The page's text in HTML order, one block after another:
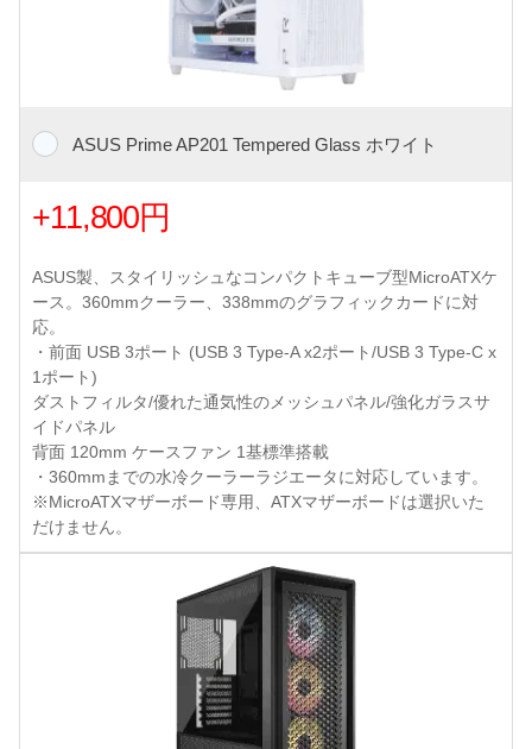
ASUS Prime AP201 Tempered Glass ホワイト
+11,800円
ASUS製、スタイリッシュなコンパクトキューブ型MicroATXケ
ース。360mmクーラー、338mmのグラフィックカードに対
応。
・前面 USB 3ポート (USB 3 Type-A x2ポート/USB 3 Type-C x
1ポート)
ダストフィルタ/優れた通気性のメッシュパネル/強化ガラスサ
イドパネル
背面 120mm ケースファン 1基標準搭載
・360mmまでの水冷クーラーラジエータに対応しています。
※MicroATXマザーボード専用、ATXマザーボードは選択いた
だけません。